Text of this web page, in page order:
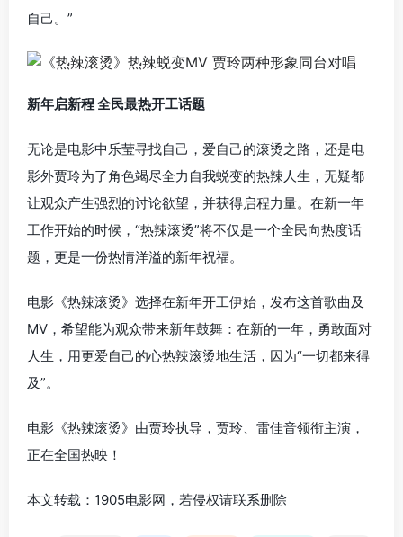
自己。”
新年启新程 全民最热开工话题
无论是电影中乐莹寻找自己，爱自己的滚烫之路，还是电
影外贾玲为了角色竭尽全力自我蜕变的热辣人生，无疑都
让观众产生强烈的讨论欲望，并获得启程力量。在新一年
工作开始的时候，“热辣滚烫”将不仅是一个全民向热度话
题，更是一份热情洋溢的新年祝福。
电影《热辣滚烫》选择在新年开工伊始，发布这首歌曲及
MV，希望能为观众带来新年鼓舞：在新的一年，勇敢面对
人生，用更爱自己的心热辣滚烫地生活，因为“一切都来得
及”。
电影《热辣滚烫》由贾玲执导，贾玲、雷佳音领衔主演，
正在全国热映！
本文转载：1905电影网，若侵权请联系删除